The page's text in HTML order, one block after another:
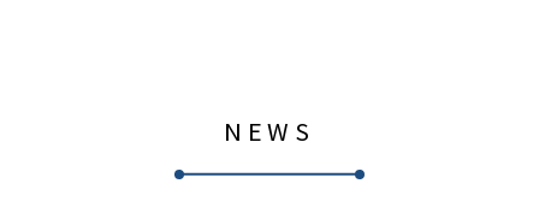
NEWS